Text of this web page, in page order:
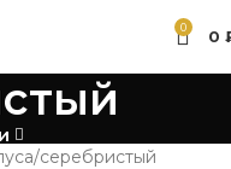
0 0
серебристый